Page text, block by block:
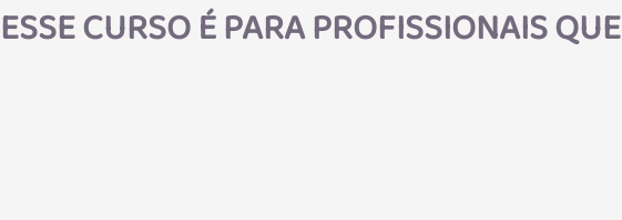
ESSE CURSO É PARA PROFISSIONAIS QUE